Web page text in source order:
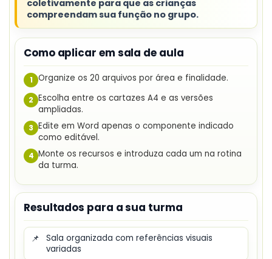
coletivamente para que as crianças
compreendam sua função no grupo.
Como aplicar em sala de aula
1 Organize os 20 arquivos por área e finalidade.
2 Escolha entre os cartazes A4 e as versões
ampliadas.
3 Edite em Word apenas o componente indicado
como editável.
4 Monte os recursos e introduza cada um na rotina
da turma.
Resultados para a sua turma
📌
Sala organizada com referências visuais
variadas